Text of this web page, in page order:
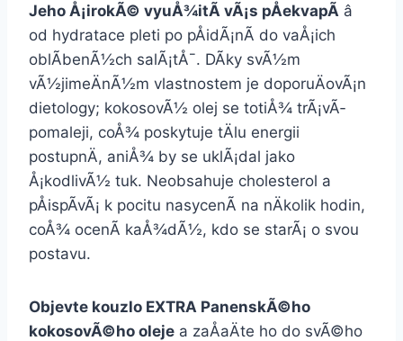
Jeho Å¡irokÃ© vyuÅ¾itÃ­ vÃ¡s pÅekvapÃ­ â
od hydratace pleti po pÅidÃ¡nÃ­ do vaÅ¡ich
oblÃ­benÃ½ch salÃ¡tÅ¯. DÃ­ky svÃ½m
vÃ½jimeÄnÃ½m vlastnostem je doporuÄovÃ¡n
dietology; kokosovÃ½ olej se totiÅ¾ trÃ¡vÃ­
pomaleji, coÅ¾ poskytuje tÄlu energii
postupnÄ, aniÅ¾ by se uklÃ¡dal jako
Å¡kodlivÃ½ tuk. Neobsahuje cholesterol a
pÅispÃ­vÃ¡ k pocitu nasycenÃ­ na nÄkolik hodin,
coÅ¾ ocenÃ­ kaÅ¾dÃ½, kdo se starÃ¡ o svou
postavu.
Objevte kouzlo EXTRA PanenskÃ©ho
kokosovÃ©ho oleje a zaÅaÄte ho do svÃ©ho